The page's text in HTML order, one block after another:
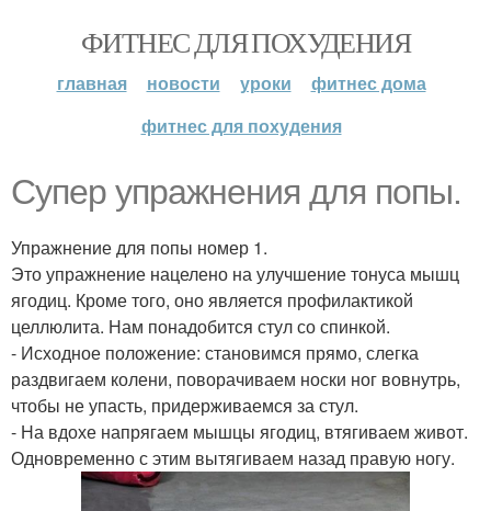
ФИТНЕС ДЛЯ ПОХУДЕНИЯ
главная новости уроки
фитнес дома
фитнес для похудения
Супер упражнения для попы.
Упражнение для попы номер 1.
Это упражнение нацелено на улучшение тонуса мышц
ягодиц. Кроме того, оно является профилактикой
целлюлита. Нам понадобится стул со спинкой.
- Исходное положение: становимся прямо, слегка
раздвигаем колени, поворачиваем носки ног вовнутрь,
чтобы не упасть, придерживаемся за стул.
- На вдохе напрягаем мышцы ягодиц, втягиваем живот.
Одновременно с этим вытягиваем назад правую ногу.